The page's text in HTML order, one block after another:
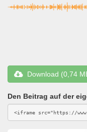
Download (0,74
Den Beitrag auf der